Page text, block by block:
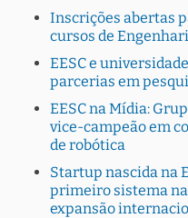
Inscrições abertas
cursos de
EESC e
parcerias em
EESC na Mídia:
vice-campeão em
de robótica
Startup nascida na
primeiro sistema
expansão